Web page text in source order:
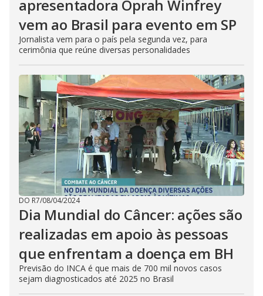
apresentadora Oprah Winfrey
vem ao Brasil para evento em SP
Jornalista vem para o país pela segunda vez, para
cerimônia que reúne diversas personalidades
DO R7/08/04/2024
Dia Mundial do Câncer: ações são
realizadas em apoio às pessoas
que enfrentam a doença em BH
Previsão do INCA é que mais de 700 mil novos casos
sejam diagnosticados até 2025 no Brasil